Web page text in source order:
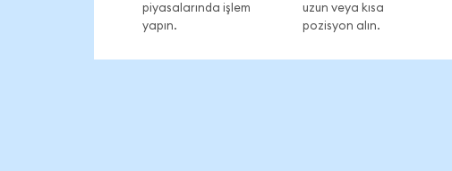
piyasalarında işlem
yapın.
uzun veya kısa
pozisyon alın.